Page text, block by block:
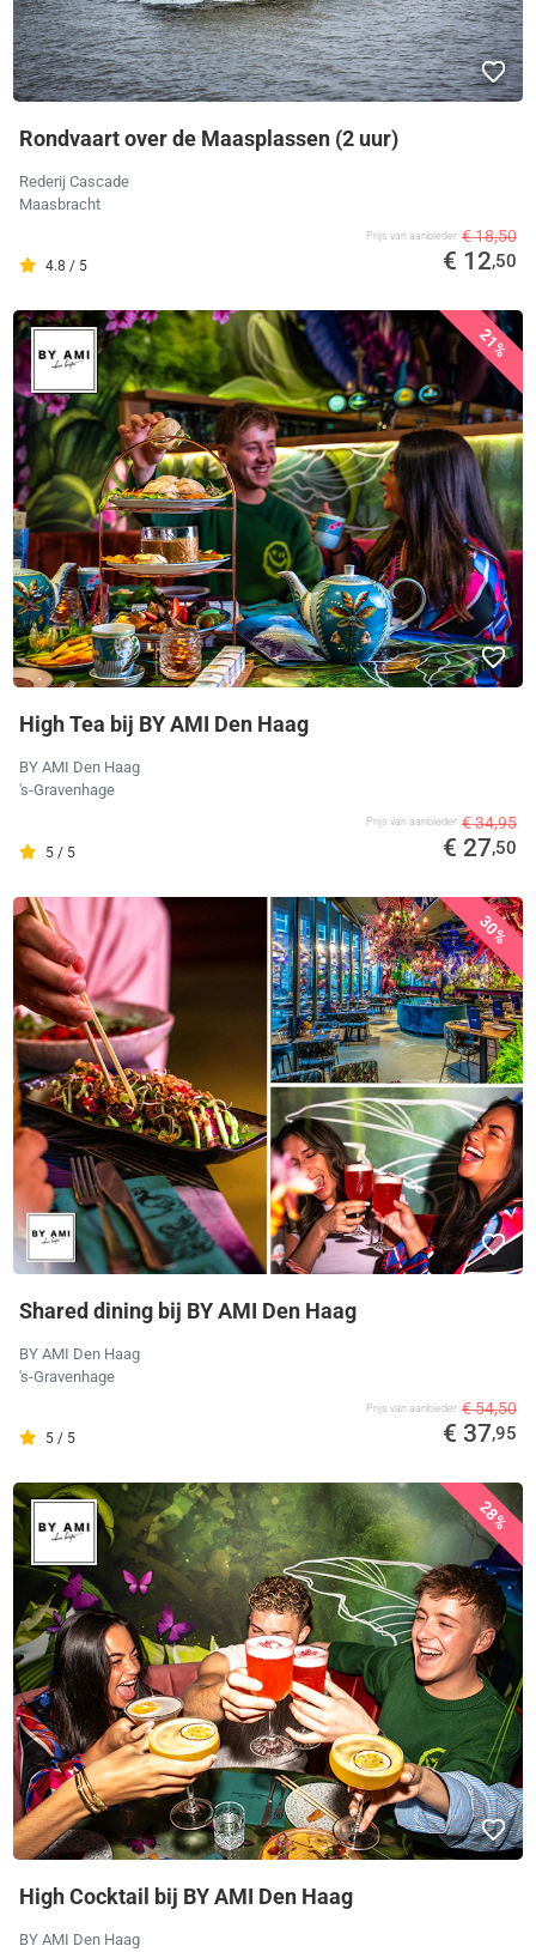
Rondvaart over de Maasplassen (2 uur)
Rederij Cascade
Maasbracht
4.8 / 5
Prijs van aanbieder € 18,50
€ 12,50
21%
High Tea bij BY AMI Den Haag
BY AMI Den Haag
's-Gravenhage
5 / 5
Prijs van aanbieder € 34,95
€ 27,50
30%
Shared dining bij BY AMI Den Haag
BY AMI Den Haag
's-Gravenhage
5 / 5
Prijs van aanbieder € 54,50
€ 37,95
28%
High Cocktail bij BY AMI Den Haag
BY AMI Den Haag